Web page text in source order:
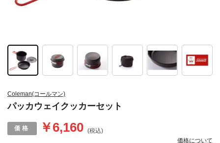
Coleman(コールマン)
パッカウェイクッカーセット
￥6,160 (税込)
価格について